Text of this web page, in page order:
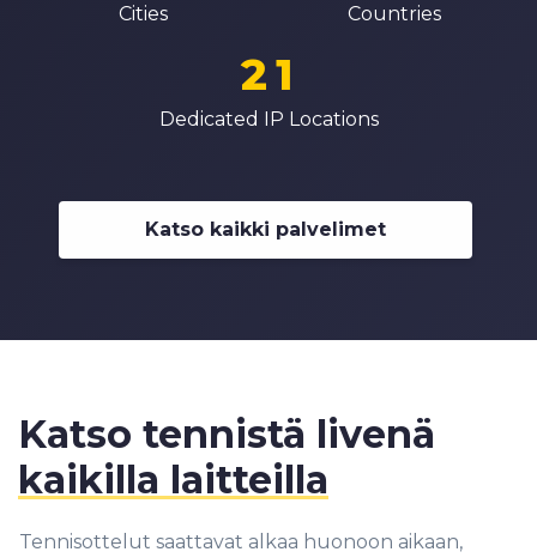
2
8
3
8
9
7
9
Cities
2
5
7
8
1
6
7
9
1
7
9
Countries
2
3
5
6
8
1
2
4
5
7
9
Dedicated IP Locations
Katso kaikki palvelimet
Katso tennistä livenä
kaikilla laitteilla
Tennisottelut saattavat alkaa huonoon aikaan,